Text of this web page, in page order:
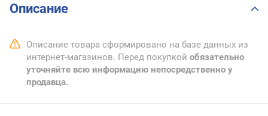
Описание
Описание товара сформировано на базе данных из
интернет-магазинов. Перед покупкой обязательно
уточняйте всю информацию непосредственно у
продавца.